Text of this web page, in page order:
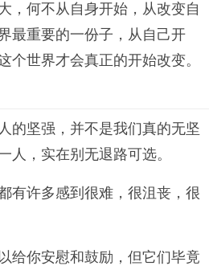
，何不从自身开始，从改变自
最重要的一份子，从自己开
个世界才会真正的开始改变。
的坚强，并不是我们真的无坚
人，实在别无退路可选。
有许多感到很难，很沮丧，很
给你安慰和鼓励，但它们毕竟